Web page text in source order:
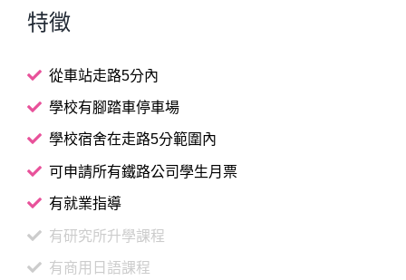
特徵
從車站走路5分內
學校有腳踏車停車場
學校宿舍在走路5分範圍內
可申請所有鐵路公司學生月票
有就業指導
有研究所升學課程
有商用日語課程